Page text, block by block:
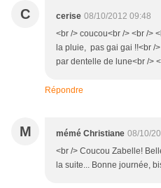
C cerise 08/10/2012 09:48
<br /> coucou<br /> <br />
la pluie, pas gai gai !!<br /
par dentelle de lune<br />
Répondre
M mémé Christiane 08/10/
<br /> Coucou Zabelle!
la suite... Bonne journée,